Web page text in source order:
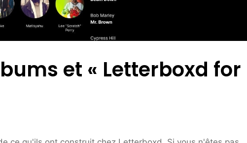
et « Letterboxd for